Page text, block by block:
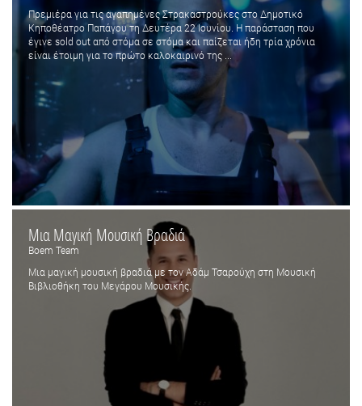
Πρεμιέρα για τις αγαπημένες Στρακαστρούκες στο Δημοτικό
Κηποθέατρο Παπάγου τη Δευτέρα 22 Ιουνίου. Η παράσταση που
έγινε sold out από στόμα σε στόμα και παίζεται ήδη τρία χρόνια
είναι έτοιμη για το πρώτο καλοκαιρινό της ...
Μια Μαγική Μουσική Βραδιά
Boem Team
Μια μαγική μουσική βραδιά με τον Αδάμ Τσαρούχη στη Μουσική
Βιβλιοθήκη του Μεγάρου Μουσικής.